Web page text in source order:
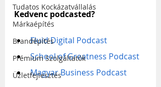
Tudatos Kockázatvállalás
Márkaépítés
Brandépítés
Prémium Szolgáltatók
Üzletfejlesztés
Kedvenc podcasted?
Fluid Digital Podcast
School of Greatness Podcast
Magyar Business Podcast